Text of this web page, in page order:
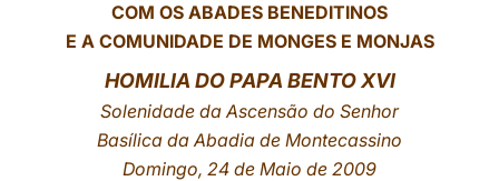
COM OS ABADES BENEDITINOS
E A COMUNIDADE DE MONGES E MONJAS
HOMILIA DO PAPA BENTO XVI
Solenidade da Ascensão do Senhor
Basílica da Abadia de Montecassino
Domingo, 24 de Maio de 2009